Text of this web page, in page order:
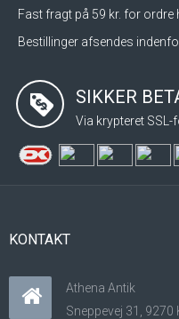
Fast fragt på 59 kr. for ordre
Bestillinger afsendes
SIKKER
Via krypteret SSL-
KONTAKT
Athena Antik
Sneppevej 31, 9270